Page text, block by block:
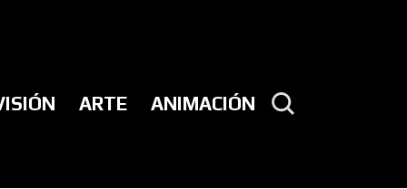
ARTE ANIMACIÓN